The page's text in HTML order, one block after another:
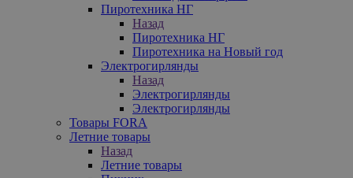
Пиротехника НГ
Назад
Пиротехника НГ
Пиротехника на Новый год
Электрогирлянды
Назад
Электрогирлянды
Электрогирлянды
Товары FORA
Летние товары
Назад
Летние товары